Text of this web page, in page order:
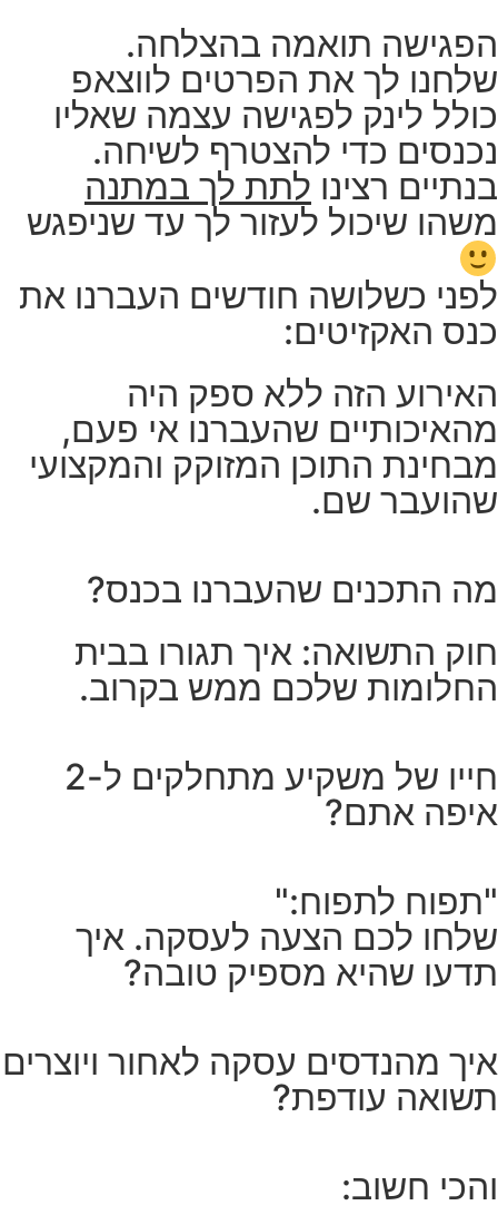
הפגישה תואמה בהצלחה.
שלחנו לך את הפרטים לווצאפ
כולל לינק לפגישה עצמה שאליו
נכנסים כדי להצטרף לשיחה.
בנתיים רצינו לתת לך במתנה
משהו שיכול לעזור לך עד שניפגש
לפני כשלושה חודשים העברנו את
כנס האקזיטים:
האירוע הזה ללא ספק היה
מהאיכותיים שהעברנו אי פעם,
מבחינת התוכן המזוקק והמקצועי
שהועבר שם.
מה התכנים שהעברנו בכנס?
חוק התשואה: איך תגורו בבית
החלומות שלכם ממש בקרוב.
חייו של משקיע מתחלקים ל-2
איפה אתם?
"תפוח לתפוח:"
שלחו לכם הצעה לעסקה. איך
תדעו שהיא מספיק טובה?
איך מהנדסים עסקה לאחור ויוצרים
תשואה עודפת?
והכי חשוב: